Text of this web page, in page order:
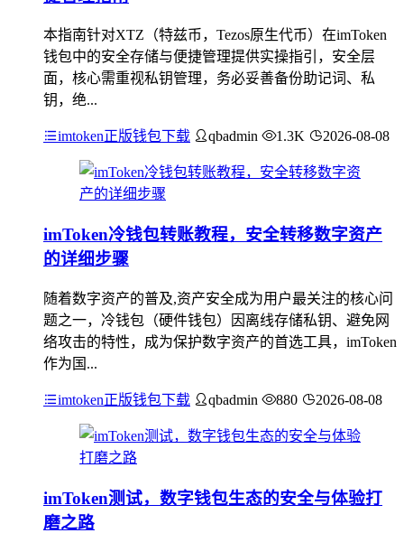
本指南针对XTZ（特兹币，Tezos原生代币）在imToken
钱包中的安全存储与便捷管理提供实操指引，安全层
面，核心需重视私钥管理，务必妥善备份助记词、私
钥，绝...
imtoken正版钱包下载 qbadmin 1.3K 2026-08-08
imToken冷钱包转账教程，安全转移数字资产
的详细步骤
随着数字资产的普及,资产安全成为用户最关注的核心问
题之一，冷钱包（硬件钱包）因离线存储私钥、避免网
络攻击的特性，成为保护数字资产的首选工具，imToken
作为国...
imtoken正版钱包下载 qbadmin 880 2026-08-08
imToken测试，数字钱包生态的安全与体验打
磨之路